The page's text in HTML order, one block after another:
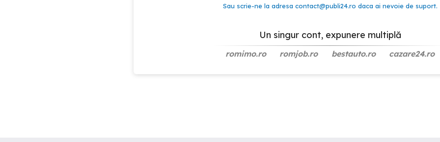
Sau scrie-ne la adresa contact@publi24.ro daca ai nevoie de suport.
Un singur cont, expunere multiplă
romimo.ro romjob.ro bestauto.ro cazare24.ro